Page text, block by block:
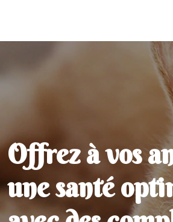
Offrez à vos
une santé